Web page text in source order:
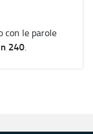
con le parole
240.